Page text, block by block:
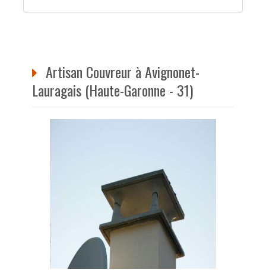
Artisan Couvreur à Avignonet-
Lauragais (Haute-Garonne - 31)